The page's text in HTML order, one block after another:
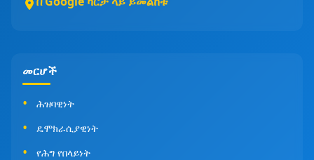
መርሆች
ሕዝባዊነት
ዴሞክራሲያዊነት
የሕግ የበላይነት